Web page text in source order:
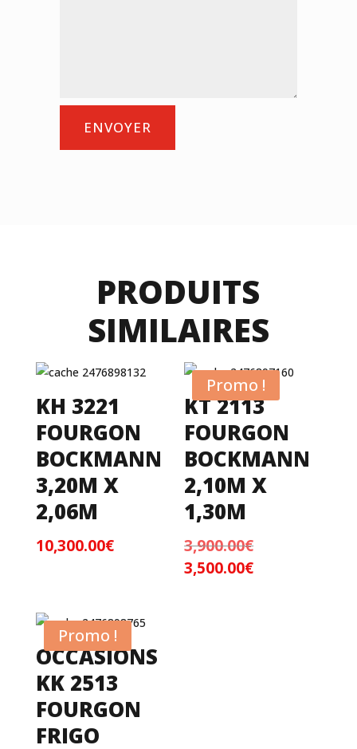
ENVOYER
PRODUITS
SIMILAIRES
KH 3221
FOURGON
BOCKMANN
3,20M X
2,06M
10,300.00€
Promo !
KT 2113
FOURGON
BOCKMANN
2,10M X
1,30M
3,900.00€Le
prix
3,500.00€Le
Promo !
OCCASIONS
KK 2513
FOURGON
FRIGO